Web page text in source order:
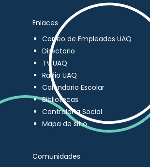
Enlaces
Correo de Empleados UAQ
Directorio
TV UAQ
Radio UAQ
Calendario Escolar
Bibliotecas
Contraloría Social
Mapa de sitio
Comunidades